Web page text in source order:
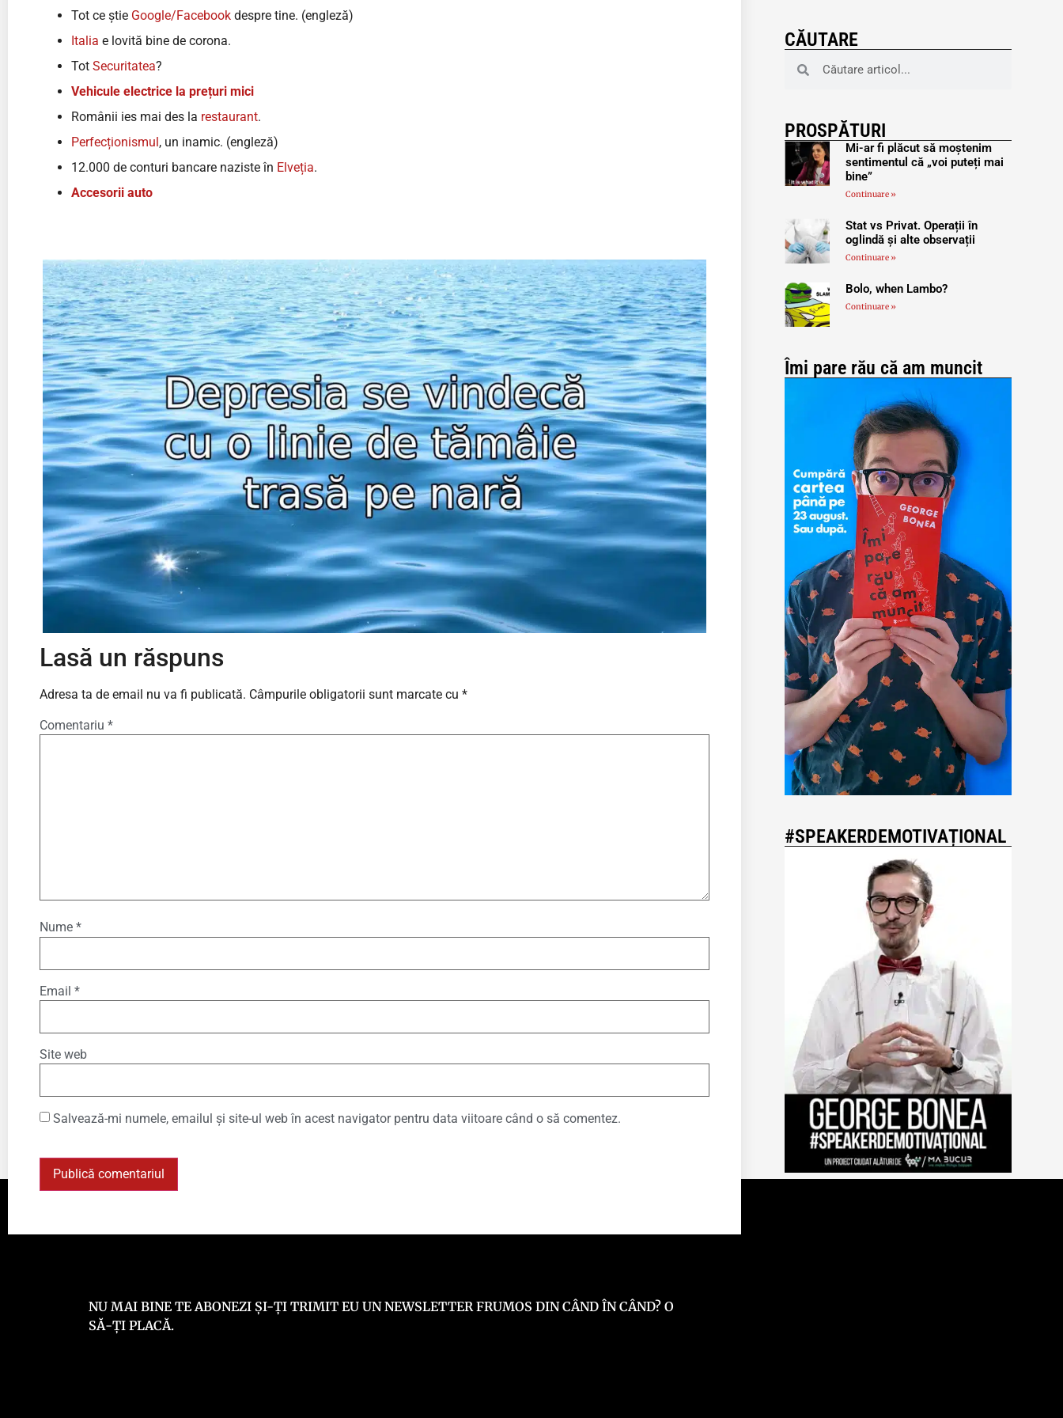
Tot ce știe Google/Facebook despre tine. (engleză)
Italia e lovită bine de corona.
Tot Securitatea?
Vehicule electrice la prețuri mici
Românii ies mai des la restaurant.
Perfecționismul, un inamic. (engleză)
12.000 de conturi bancare naziste în Elveția.
Accesorii auto
Lasă un răspuns
Adresa ta de email nu va fi publicată. Câmpurile obligatorii sunt marcate cu *
Comentariu *
Nume *
Email *
Site web
Salvează-mi numele, emailul și site-ul web în acest navigator pentru data viitoare când o să comentez.
CĂUTARE
PROSPĂTURI
Mi-ar fi plăcut să moștenim
sentimentul că „voi puteți mai
bine”
Continuare »
Stat vs Privat. Operații în
oglindă și alte observații
Continuare »
Bolo, when Lambo?
Continuare »
Îmi pare rău că am muncit
#SPEAKERDEMOTIVAȚIONAL
NU MAI BINE TE ABONEZI ȘI-ȚI TRIMIT EU UN NEWSLETTER FRUMOS DIN CÂND ÎN CÂND? O
SĂ-ȚI PLACĂ.